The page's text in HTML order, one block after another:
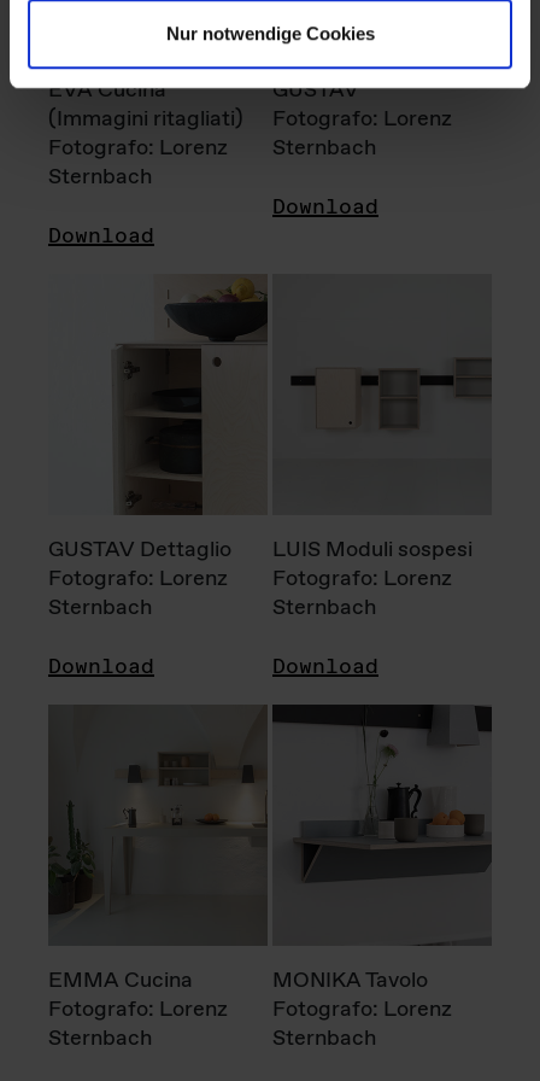
Nur notwendige Cookies
EVA Cucina
(Immagini ritagliati)
Fotografo: Lorenz
Sternbach
Download
GUSTAV
Fotografo: Lorenz
Sternbach
Download
GUSTAV Dettaglio
Fotografo: Lorenz
Sternbach
Download
LUIS Moduli sospesi
Fotografo: Lorenz
Sternbach
Download
EMMA Cucina
Fotografo: Lorenz
Sternbach
MONIKA Tavolo
Fotografo: Lorenz
Sternbach